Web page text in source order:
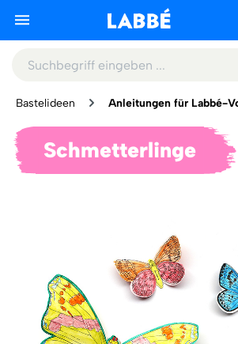
Bastelideen Anleitungen für Labbé-
Schmetterlinge